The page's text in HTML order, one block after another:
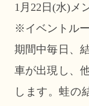
1月22日(水)メ
※イベントル
期間中毎日、
車が出現し、
します。蛙の